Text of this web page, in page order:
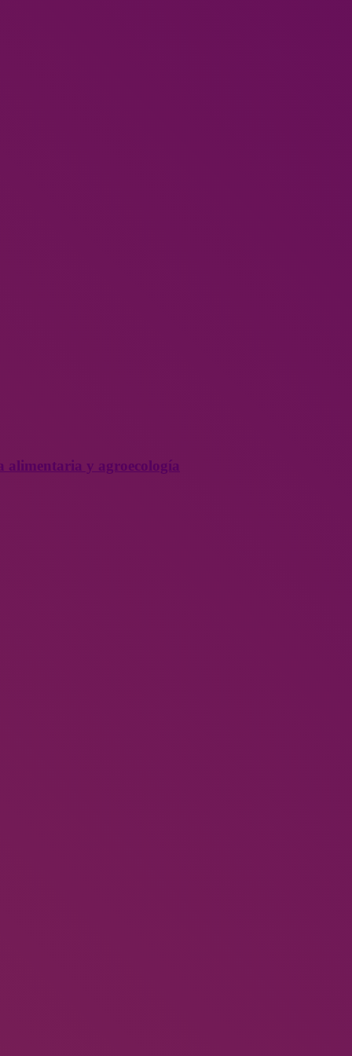
alimentaria y agroecología